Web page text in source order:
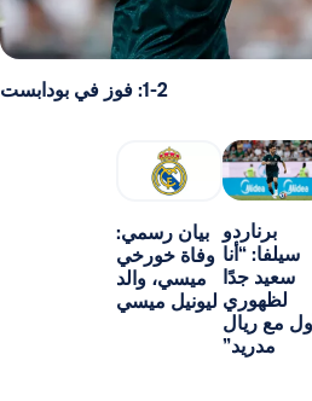
بيان رسمي:
وفاة خورخي
ميسي، والد
ليونيل ميسي